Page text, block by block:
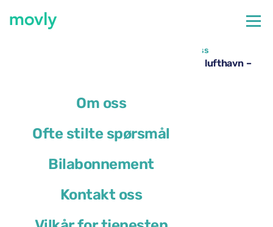
Om oss
Ofte stilte spørsmål
Bilabonnement
Kontakt oss
Alle tilgjengelige biler på Milano Linate flyplass
Leie av Cupra Formentor på Milano Linate lufthavn –